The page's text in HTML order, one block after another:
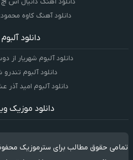
دانلود آهنگ کاوه
دانلود آلبوم
دانلود آلبوم شهریار از
دانلود آلبوم
دانلود آلبوم امید آذر
دانلود موزیک
تمامی حقوق مطالب برای سترموزیک